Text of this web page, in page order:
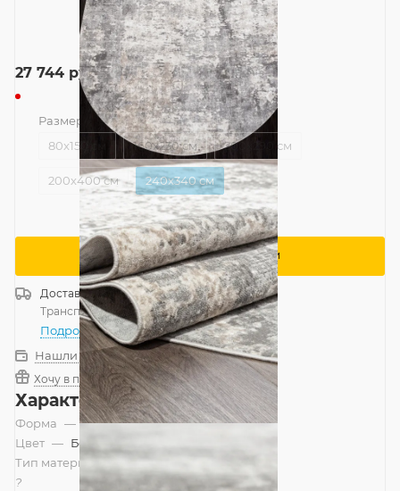
27 744 руб.
Размер — 240x340 см
80x150 см
160x230 см 200x290 см
200x400 см 240x340 см
Сообщить о поступлении
Доставка
Россия
Транспортной компанией—бесплатно
Подробнее
Нашли дешевле?
Хочу в подарок
Характеристики
Форма — Овал
Цвет — Бежевый
Тип материала
?